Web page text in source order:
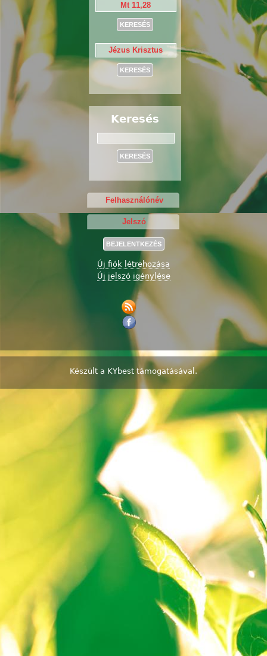
Keresés
Új fiók létrehozása
Új jelszó igénylése
Készült a KYbest támogatásával.